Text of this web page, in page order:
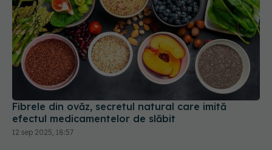
Fibrele din ovăz, secretul natural care imită
efectul medicamentelor de slăbit
12 sep 2025, 18:57